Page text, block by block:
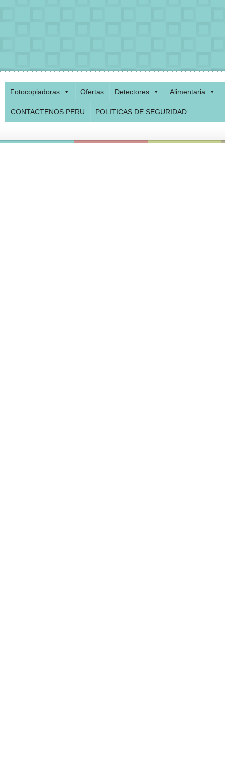
Fotocopiadoras Ofertas Detectores Alimentaria
CONTACTENOS PERU POLITICAS DE SEGURIDAD